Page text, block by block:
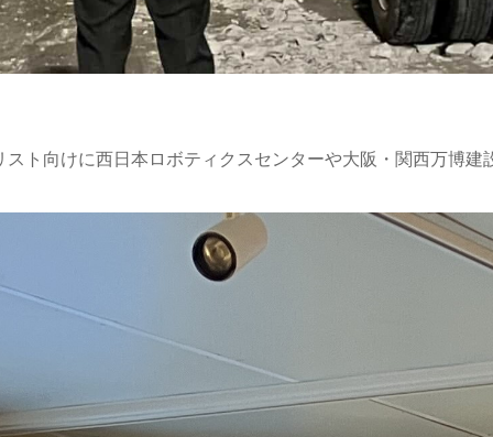
ト向けに西日本ロボティクスセンターや大阪・関西万博建